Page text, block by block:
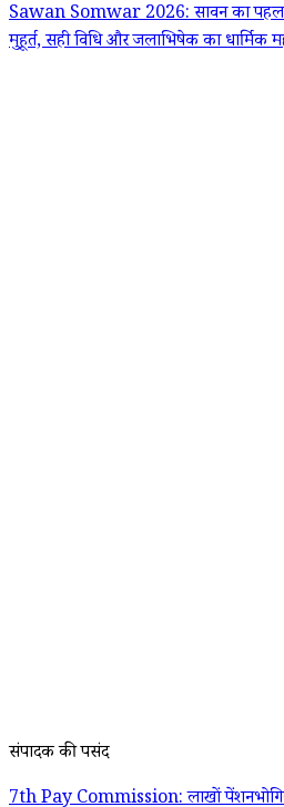
Sawan Somwar 2026: सावन का
मुहूर्त, सही विधि और जलाभिषेक का धार्मिक
संपादक की पसंद
7th Pay Commission: लाखों